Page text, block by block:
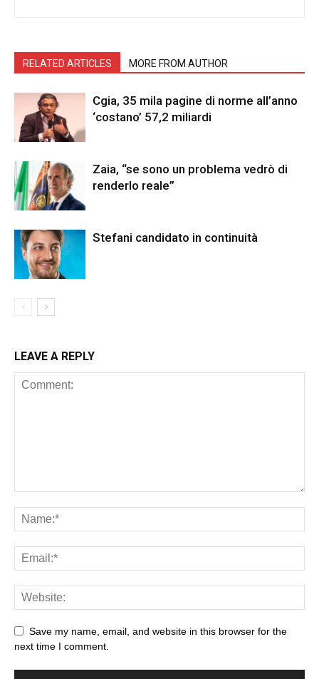
RELATED ARTICLES MORE FROM AUTHOR
Cgia, 35 mila pagine di norme all’anno
‘costano’ 57,2 miliardi
Zaia, “se sono un problema vedrò di
renderlo reale”
Stefani candidato in continuità
LEAVE A REPLY
Save my name, email, and website in this browser for the
next time I comment.